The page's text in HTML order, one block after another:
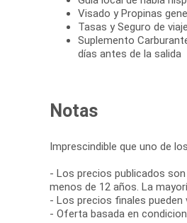
Visado y Propinas
Tasas y Seguro de viaje
Suplemento
días antes de la salida
Notas
Imprescindible que uno de
- Los precios publicados
menos de 12 años. La
- Los precios finales
- Oferta basada en